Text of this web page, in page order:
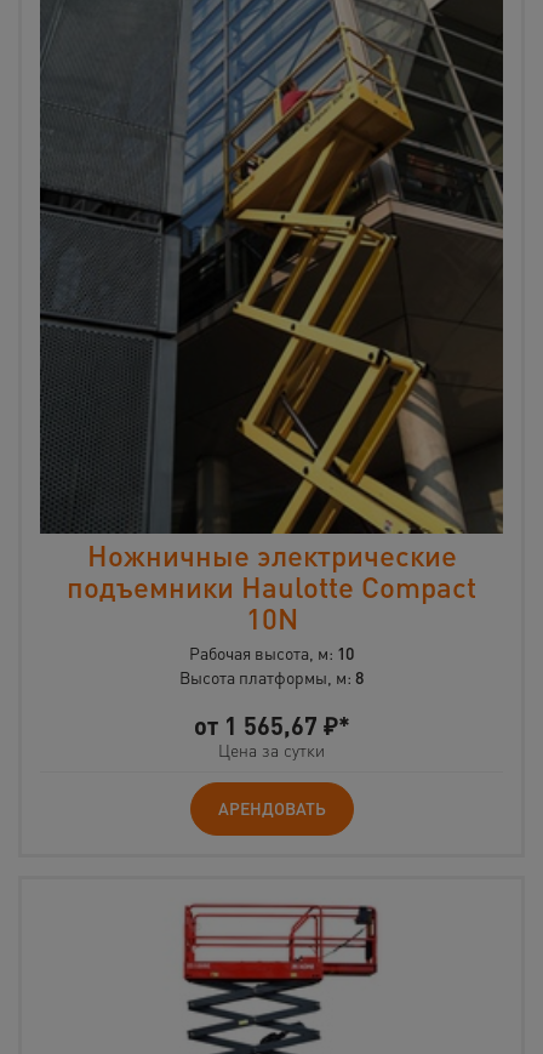
Ножничные электрические
подъемники Haulotte Compact
10N
Рабочая высота, м: 10
Высота платформы, м: 8
от 1 565,67 ₽*
Цена за сутки
АРЕНДОВАТЬ